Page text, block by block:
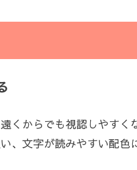
くからでも視認しやすく
文字が読みやすい配色